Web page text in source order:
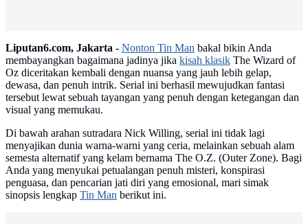
Liputan6.com, Jakarta - Nonton Tin Man bakal bikin Anda
membayangkan bagaimana jadinya jika kisah klasik The Wizard of
Oz diceritakan kembali dengan nuansa yang jauh lebih gelap,
dewasa, dan penuh intrik. Serial ini berhasil mewujudkan fantasi
tersebut lewat sebuah tayangan yang penuh dengan ketegangan dan
visual yang memukau.
Di bawah arahan sutradara Nick Willing, serial ini tidak lagi
menyajikan dunia warna-warni yang ceria, melainkan sebuah alam
semesta alternatif yang kelam bernama The O.Z. (Outer Zone). Bagi
Anda yang menyukai petualangan penuh misteri, konspirasi
penguasa, dan pencarian jati diri yang emosional, mari simak
sinopsis lengkap Tin Man berikut ini.